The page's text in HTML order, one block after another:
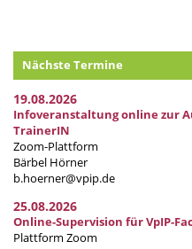
Nächste Termine
19.08.2026
Infoveranstaltung online zur
TrainerIN
Zoom-Plattform
Bärbel Hörner
b.hoerner@vpip.de
25.08.2026
Online-Supervision für VpIP-
Plattform Zoom